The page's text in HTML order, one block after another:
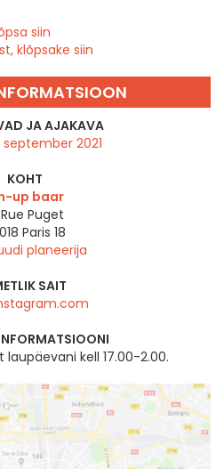
siin
klõpsake siin
JA AJAKAVA
2021
KOHT
up baar
Rue Puget
Paris 18
planeerija
SAIT
kell 17.00-2.00.